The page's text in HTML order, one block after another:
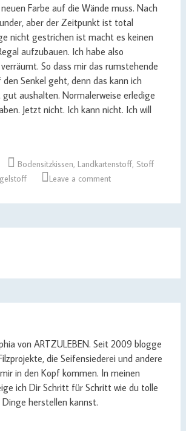
Farbe auf die Wände muss. Nach
aber der Zeitpunkt ist total
nicht gestrichen ist macht es keinen
aufzubauen. Ich habe also
So dass mir das rumstehende
Senkel geht, denn das kann ich
aushalten. Normalerweise erledige
Jetzt nicht. Ich kann nicht. Ich will
Bodensitzkissen, Landkartenstoff, Stoff
Leave a comment
von ARTZULEBEN. Seit 2009 blogge
die Seifensiederei und andere
in den Kopf kommen. In meinen
ich Dir Schritt für Schritt wie du tolle
Dinge herstellen kannst.